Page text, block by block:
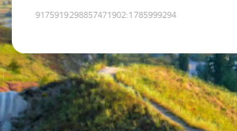
9175919298857471902:1785999294